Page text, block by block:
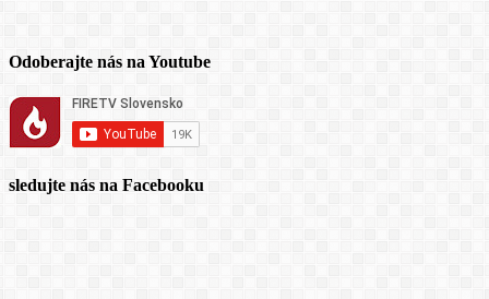
Odoberajte nás na Youtube
sledujte nás na Facebooku